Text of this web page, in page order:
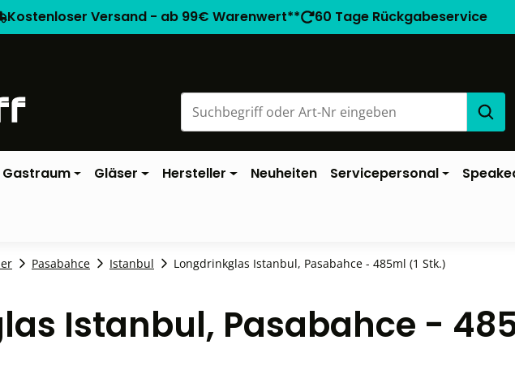
Kostenloser Versand - ab 99€ Warenwert** 60 Tage Rückgabeservice
Gastraum Gläser Hersteller Neuheiten Servicepersonal
Pasabahce Istanbul Longdrinkglas Istanbul, Pasabahce - 485ml (1 Stk.)
Istanbul, Pasabahce -